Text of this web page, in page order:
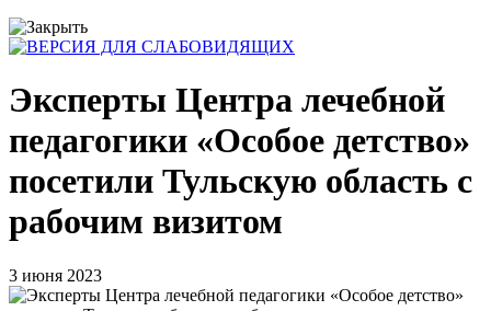
Эксперты Центра лечебной
педагогики «Особое детство»
посетили Тульскую область с
рабочим визитом
3 июня 2023